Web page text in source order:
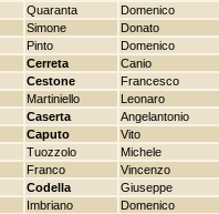
Quaranta Domenico
Simone Donato
Pinto Domenico
Cerreta Canio
Cestone Francesco
Martiniello Leonaro
Caserta Angelantonio
Caputo Vito
Tuozzolo Michele
Franco Vincenzo
Codella Giuseppe
Imbriano Domenico